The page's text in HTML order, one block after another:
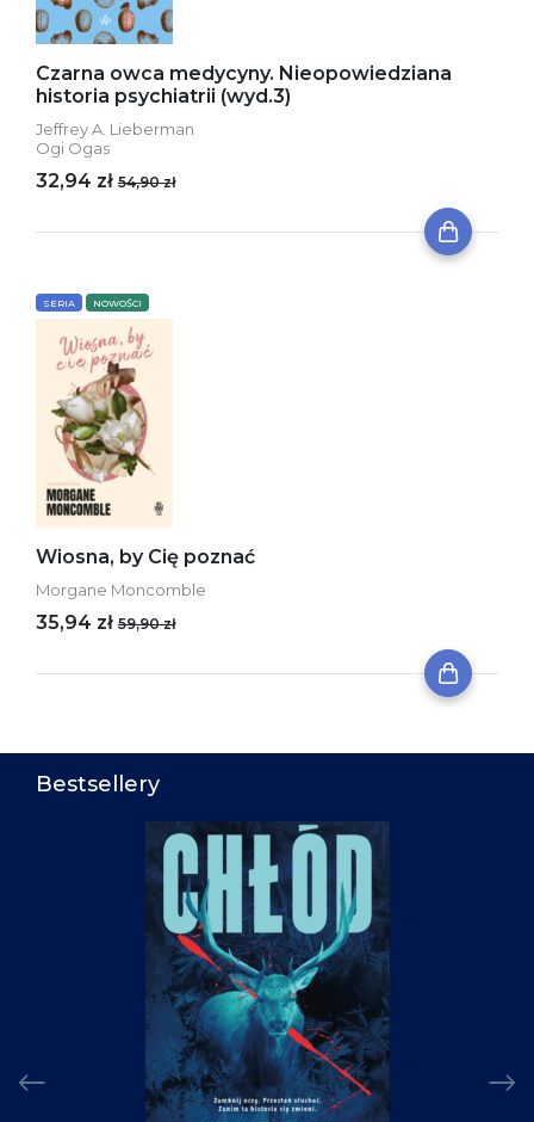
Czarna owca medycyny. Nieopowiedziana
historia psychiatrii (wyd.3)
Jeffrey A. Lieberman
Ogi Ogas
32,94 zł 54,90 zł
SERIA NOWOŚCI
Wiosna, by Cię poznać
Morgane Moncomble
35,94 zł 59,90 zł
Bestsellery